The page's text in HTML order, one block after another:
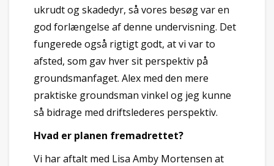
ukrudt og skadedyr, så vores besøg var en
god forlængelse af denne undervisning. Det
fungerede også rigtigt godt, at vi var to
afsted, som gav hver sit perspektiv på
groundsmanfaget. Alex med den mere
praktiske groundsman vinkel og jeg kunne
så bidrage med driftslederes perspektiv.
Hvad er planen fremadrettet?
Vi har aftalt med Lisa Amby Mortensen at